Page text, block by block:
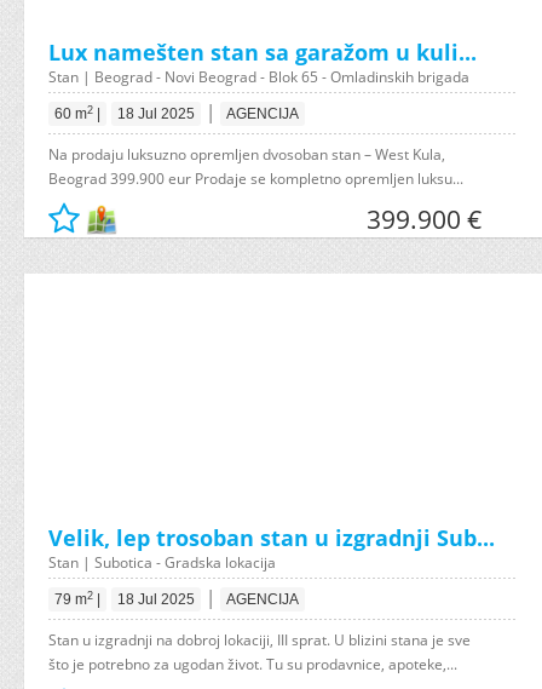
Lux namešten stan sa garažom u kuli...
Stan | Beograd - Novi Beograd - Blok 65 - Omladinskih brigada
60 m2 18 Jul 2025 | AGENCIJA
Na prodaju luksuzno opremljen dvosoban stan – West Kula,
Beograd 399.900 eur Prodaje se kompletno opremljen luksu...
399.900 €
Velik, lep trosoban stan u izgradnji Sub...
Stan | Subotica - Gradska lokacija
79 m2 18 Jul 2025 | AGENCIJA
Stan u izgradnji na dobroj lokaciji, III sprat. U blizini stana je sve
što je potrebno za ugodan život. Tu su prodavnice, apoteke,...